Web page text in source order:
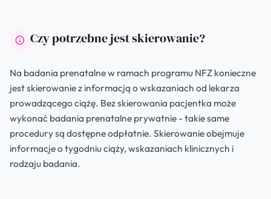
Czy potrzebne jest skierowanie?
Na badania prenatalne w ramach programu NFZ konieczne
jest skierowanie z informacją o wskazaniach od lekarza
prowadzącego ciążę. Bez skierowania pacjentka może
wykonać badania prenatalne prywatnie - takie same
procedury są dostępne odpłatnie. Skierowanie obejmuje
informacje o tygodniu ciąży, wskazaniach klinicznych i
rodzaju badania.